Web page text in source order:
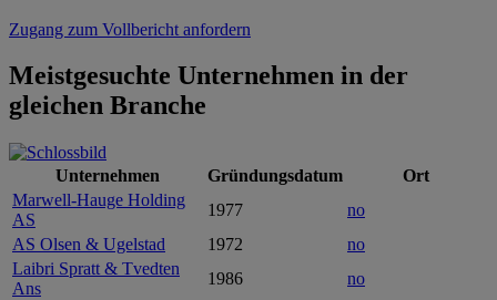
Zugang zum Vollbericht anfordern
Meistgesuchte Unternehmen in der
gleichen Branche
Unternehmen Gründungsdatum
Ort
Marwell-Hauge Holding
AS
1977
no
AS Olsen & Ugelstad
1972
no
Laibri Spratt & Tvedten
Ans
1986
no